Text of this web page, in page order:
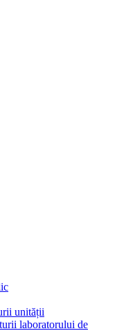
unității
laboratorului de